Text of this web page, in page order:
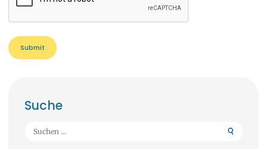
Suche
Suchen